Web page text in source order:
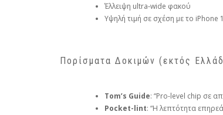
Έλλειψη ultra‑wide φακού
Υψηλή τιμή σε σχέση με το iPhone
Πορίσματα Δοκιμών (εκτός
Tom’s Guide: “Pro-level chip σε
Pocket-lint: “Η λεπτότητα